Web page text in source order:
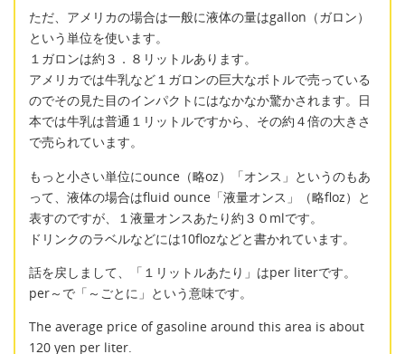
ただ、アメリカの場合は一般に液体の量はgallon（ガロン）
という単位を使います。
１ガロンは約３．８リットルあります。
アメリカでは牛乳など１ガロンの巨大なボトルで売っている
のでその見た目のインパクトにはなかなか驚かされます。日
本では牛乳は普通１リットルですから、その約４倍の大きさ
で売られています。
もっと小さい単位にounce（略oz）「オンス」というのもあ
って、液体の場合はfluid ounce「液量オンス」（略floz）と
表すのですが、１液量オンスあたり約３０mlです。
ドリンクのラベルなどには10flozなどと書かれています。
話を戻しまして、「１リットルあたり」はper literです。
per～で「～ごとに」という意味です。
The average price of gasoline around this area is about
120 yen per liter.